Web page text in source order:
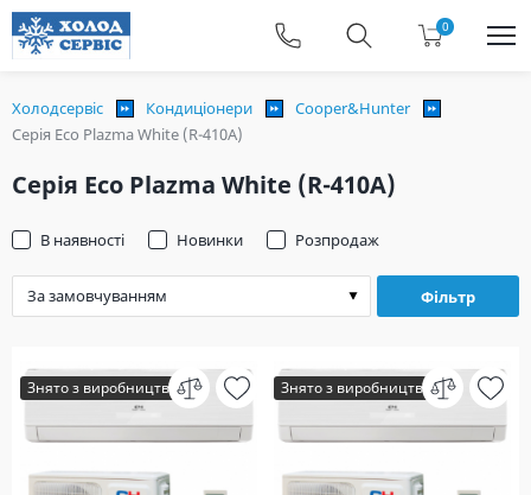
0
Холодсервіс Кондиціонери
Cooper&Hunter
Серія Eco Plazma White (R-410A)
Серія Eco Plazma White (R-410A)
Фільтр
В наявності Новинки Розпродаж
Знято з виробництва Знято з виробництва